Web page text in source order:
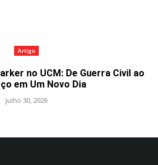
Artigo
no UCM: De Guerra Civil ao
em Um Novo Dia
julho 30, 2026